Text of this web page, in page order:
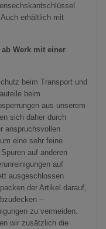
erhältlich mit
ab Werk mit einer
beim Transport und
beim
aus unserem
sich daher durch
anspruchsvollen
eine sehr feine
auf anderen
auf
ausgeschlossen
der Artikel darauf,
–
zu vermeiden.
wir zusätzlich die